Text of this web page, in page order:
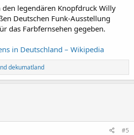
legendären Knopfdruck Willy
Deutschen Funk-Ausstellung
das Farbfernsehen gegeben.
in Deutschland – Wikipedia
dekumatland
#5